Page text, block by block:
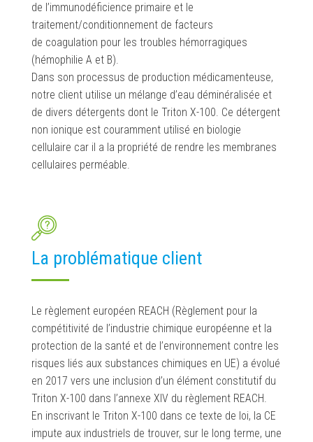
de l’immunodéficience primaire et le
traitement/conditionnement de facteurs
de coagulation pour les troubles hémorragiques
(hémophilie A et B).
Dans son processus de production médicamenteuse,
notre client utilise un mélange d’eau déminéralisée et
de divers détergents dont le Triton X-100. Ce détergent
non ionique est couramment utilisé en biologie
cellulaire car il a la propriété de rendre les membranes
cellulaires perméable.
La problématique client
Le règlement européen REACH (Règlement pour la
compétitivité de l’industrie chimique européenne et la
protection de la santé et de l’environnement contre les
risques liés aux substances chimiques en UE) a évolué
en 2017 vers une inclusion d’un élément constitutif du
Triton X-100 dans l’annexe XIV du règlement REACH.
En inscrivant le Triton X-100 dans ce texte de loi, la CE
impute aux industriels de trouver, sur le long terme, une